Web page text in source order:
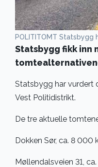
POLITITOMT
Statsbygg fikk inn
Statsbygg har vurdert
Vest Politidistrikt.
De tre aktuelle
Dokken Sør, ca. 8
Møllendalsveien 31,